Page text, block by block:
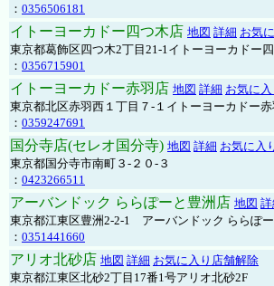
： 0356506181
イトーヨーカドー四つ木店 地図 詳細 お気
東京都葛飾区四つ木2丁目21-1イトーヨーカドー
： 0356715901
イトーヨーカドー赤羽店 地図 詳細 お気に
東京都北区赤羽西１丁目７-１イトーヨーカドー
： 0359247691
国分寺店(セレオ国分寺) 地図 詳細 お気に入
東京都国分寺市南町３-２０-３
： 0423266511
アーバンドック ららぽーと豊洲店 地図 詳
東京都江東区豊洲2-2-1 アーバンドック ららぽ
： 0351441660
アリオ北砂店 地図 詳細 お気に入り店舗解除
東京都江東区北砂2丁目17番1号アリオ北砂2F